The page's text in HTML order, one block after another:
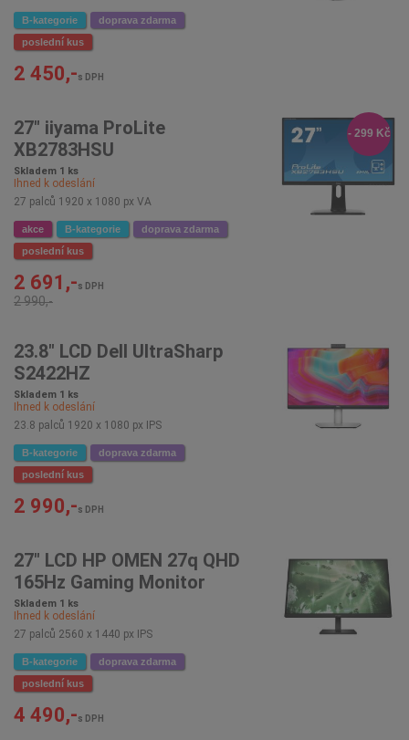
B-kategorie
doprava zdarma
poslední kus
2 450,-s DPH
27" iiyama ProLite
XB2783HSU
Skladem 1 ks
Ihned k odeslání
27 palců 1920 x 1080 px VA
akce B-kategorie
doprava zdarma
poslední kus
- 299 Kč
2 691,-s DPH
2 990,-
23.8" LCD Dell UltraSharp
S2422HZ
Skladem 1 ks
Ihned k odeslání
23.8 palců 1920 x 1080 px IPS
B-kategorie
doprava zdarma
poslední kus
2 990,-s DPH
27" LCD HP OMEN 27q QHD
165Hz Gaming Monitor
Skladem 1 ks
Ihned k odeslání
27 palců 2560 x 1440 px IPS
B-kategorie
doprava zdarma
poslední kus
4 490,-s DPH